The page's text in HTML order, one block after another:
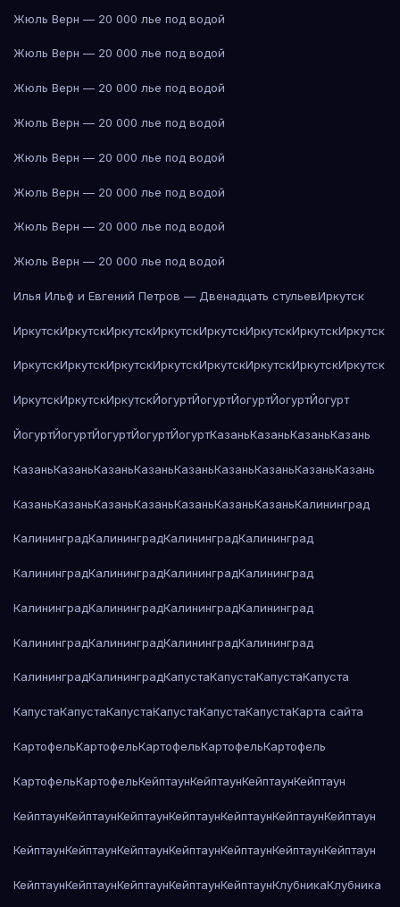
Жюль Верн — 20 000 лье под водой
Жюль Верн — 20 000 лье под водой
Жюль Верн — 20 000 лье под водой
Жюль Верн — 20 000 лье под водой
Жюль Верн — 20 000 лье под водой
Жюль Верн — 20 000 лье под водой
Жюль Верн — 20 000 лье под водой
Жюль Верн — 20 000 лье под водой
Илья Ильф и Евгений Петров — Двенадцать стульевИркутск
ИркутскИркутскИркутскИркутскИркутскИркутскИркутскИркутск
ИркутскИркутскИркутскИркутскИркутскИркутскИркутскИркутск
ИркутскИркутскИркутскЙогуртЙогуртЙогуртЙогуртЙогурт
ЙогуртЙогуртЙогуртЙогуртЙогуртКазаньКазаньКазаньКазань
КазаньКазаньКазаньКазаньКазаньКазаньКазаньКазаньКазань
КазаньКазаньКазаньКазаньКазаньКазаньКазаньКалининград
КалининградКалининградКалининградКалининград
КалининградКалининградКалининградКалининград
КалининградКалининградКалининградКалининград
КалининградКалининградКалининградКалининград
КалининградКалининградКапустаКапустаКапустаКапуста
КапустаКапустаКапустаКапустаКапустаКапустаКарта сайта
КартофельКартофельКартофельКартофельКартофель
КартофельКартофельКейптаунКейптаунКейптаунКейптаун
КейптаунКейптаунКейптаунКейптаунКейптаунКейптаунКейптаун
КейптаунКейптаунКейптаунКейптаунКейптаунКейптаунКейптаун
КейптаунКейптаунКейптаунКейптаунКейптаунКлубникаКлубника